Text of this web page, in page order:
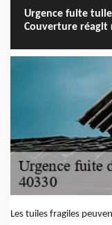
Urgence fuite tuile
Couverture réagit
Les tuiles fragiles